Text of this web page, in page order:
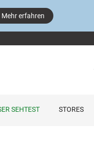
Mehr erfahren
SEHTEST STORES